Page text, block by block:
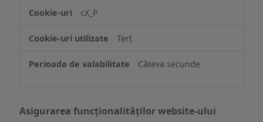
informațiilor
pe
dispozitiv
cX_P
Terț
Câteva secunde
Asigurarea funcționalităților website-ului